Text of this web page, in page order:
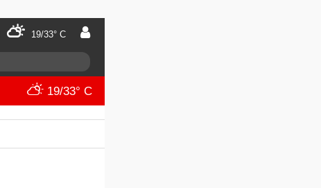
19/33° C
19/33° C